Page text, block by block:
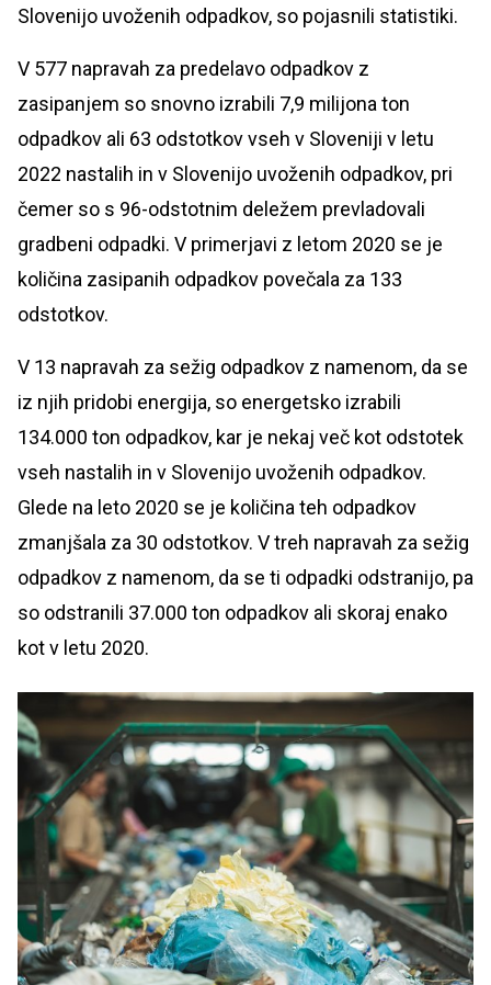
Slovenijo uvoženih odpadkov, so pojasnili statistiki.
V 577 napravah za predelavo odpadkov z
zasipanjem so snovno izrabili 7,9 milijona ton
odpadkov ali 63 odstotkov vseh v Sloveniji v letu
2022 nastalih in v Slovenijo uvoženih odpadkov, pri
čemer so s 96-odstotnim deležem prevladovali
gradbeni odpadki. V primerjavi z letom 2020 se je
količina zasipanih odpadkov povečala za 133
odstotkov.
V 13 napravah za sežig odpadkov z namenom, da se
iz njih pridobi energija, so energetsko izrabili
134.000 ton odpadkov, kar je nekaj več kot odstotek
vseh nastalih in v Slovenijo uvoženih odpadkov.
Glede na leto 2020 se je količina teh odpadkov
zmanjšala za 30 odstotkov. V treh napravah za sežig
odpadkov z namenom, da se ti odpadki odstranijo, pa
so odstranili 37.000 ton odpadkov ali skoraj enako
kot v letu 2020.